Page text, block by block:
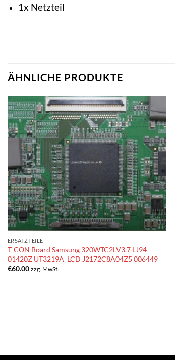
1x Netzteil
ÄHNLICHE PRODUKTE
ERSATZTEILE
T-CON Board Samsung 320WTC2LV3.7 LJ94-
01420Z UT3219A LCD J2172C8A04Z5 006449
€60.00 zzg. MwSt.